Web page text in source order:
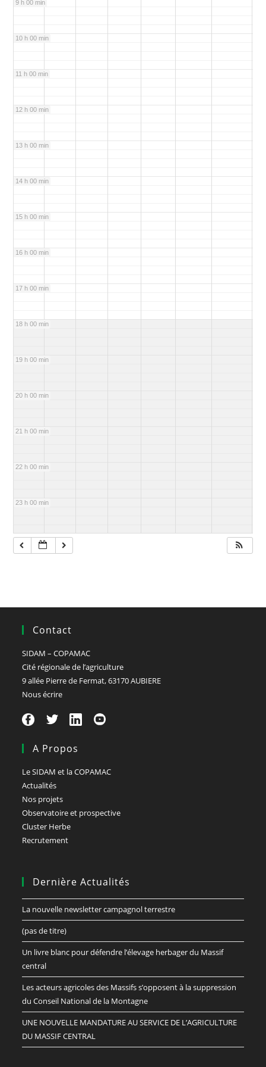
9 h 00 min
10 h 00 min
11 h 00 min
12 h 00 min
13 h 00 min
14 h 00 min
15 h 00 min
16 h 00 min
17 h 00 min
18 h 00 min
19 h 00 min
20 h 00 min
21 h 00 min
22 h 00 min
23 h 00 min
Contact
SIDAM – COPAMAC
Cité régionale de l’agriculture
9 allée Pierre de Fermat, 63170 AUBIERE
Nous écrire
A Propos
Le SIDAM et la COPAMAC
Actualités
Nos projets
Observatoire et prospective
Cluster Herbe
Recrutement
Dernière Actualités
La nouvelle newsletter campagnol terrestre
(pas de titre)
Un livre blanc pour défendre l’élevage herbager du Massif
central
Les acteurs agricoles des Massifs s’opposent à la suppression
du Conseil National de la Montagne
UNE NOUVELLE MANDATURE AU SERVICE DE L’AGRICULTURE
DU MASSIF CENTRAL